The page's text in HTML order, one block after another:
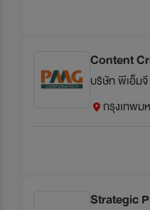
Content
บริษัท พีเอ็ม
กรุงเทพม
Strategic